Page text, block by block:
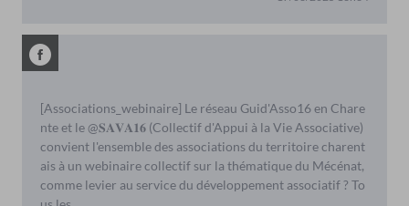
[Associations_webinaire] Le réseau Guid'Asso16 en Chare
nte et le @𝐒𝐀𝐕𝐀𝟏𝟔 (Collectif d'Appui à la Vie Associative)
convient l'ensemble des associations du territoire charent
ais à un webinaire collectif sur la thématique du Mécénat,
comme levier au service du développement associatif ? To